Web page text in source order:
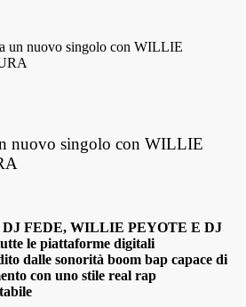
un nuovo singolo con WILLIE
nuovo singolo con WILLIE
DJ FEDE, WILLIE PEYOTE E DJ
le piattaforme digitali
dalle sonorità boom bap capace di
con uno stile real rap